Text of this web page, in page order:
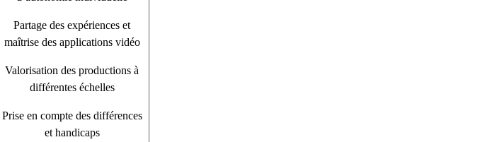
Partage des expériences et
maîtrise des applications vidéo
Valorisation des productions à
différentes échelles
Prise en compte des différences
et handicaps